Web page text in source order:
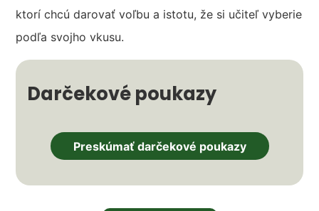
ktorí chcú darovať voľbu a istotu, že si učiteľ vyberie
podľa svojho vkusu.
Darčekové poukazy
Preskúmať darčekové poukazy